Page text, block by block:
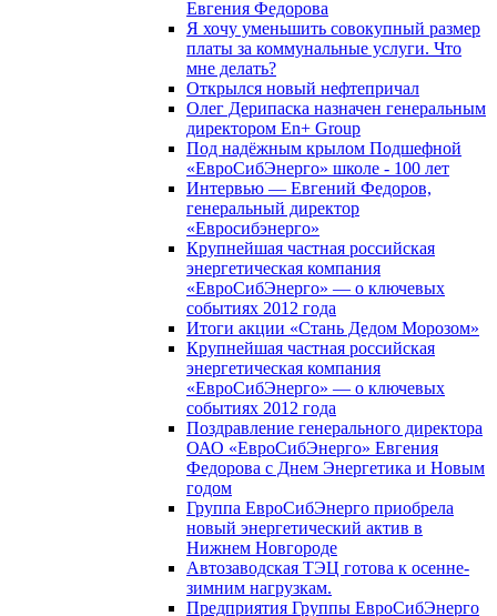
Евгения Федорова
Я хочу уменьшить совокупный размер
платы за коммунальные услуги. Что
мне делать?
Открылся новый нефтепричал
Олег Дерипаска назначен генеральным
директором En+ Group
Под надёжным крылом Подшефной
«ЕвроСибЭнерго» школе - 100 лет
Интервью — Евгений Федоров,
генеральный директор
«Евросибэнерго»
Крупнейшая частная российская
энергетическая компания
«ЕвроСибЭнерго» — о ключевых
событиях 2012 года
Итоги акции «Стань Дедом Морозом»
Крупнейшая частная российская
энергетическая компания
«ЕвроСибЭнерго» — о ключевых
событиях 2012 года
Поздравление генерального директора
ОАО «ЕвроСибЭнерго» Евгения
Федорова с Днем Энергетика и Новым
годом
Группа ЕвроСибЭнерго приобрела
новый энергетический актив в
Нижнем Новгороде
Автозаводская ТЭЦ готова к осенне-
зимним нагрузкам.
Предприятия Группы ЕвроСибЭнерго